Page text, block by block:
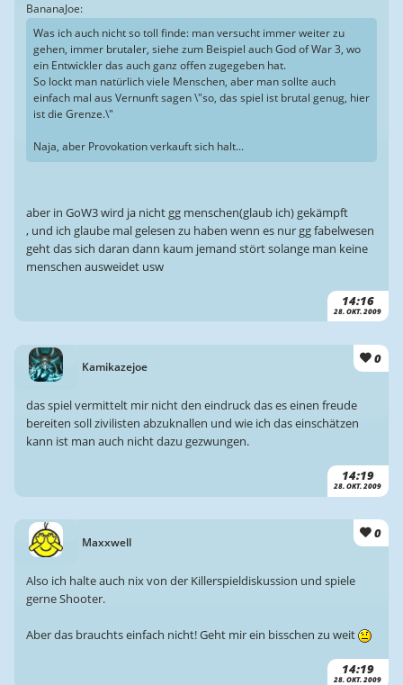
14:16
28. OKT. 2009
BananaJoe:
Was ich auch nicht so toll finde: man versucht immer weiter zu
gehen, immer brutaler, siehe zum Beispiel auch God of War 3, wo
ein Entwickler das auch ganz offen zugegeben hat.
So lockt man natürlich viele Menschen, aber man sollte auch
einfach mal aus Vernunft sagen \"so, das spiel ist brutal genug, hier
ist die Grenze.\"
Naja, aber Provokation verkauft sich halt...
aber in GoW3 wird ja nicht gg menschen(glaub ich) gekämpft
, und ich glaube mal gelesen zu haben wenn es nur gg fabelwesen
geht das sich daran dann kaum jemand stört solange man keine
menschen ausweidet usw
Kamikazejoe
0
14:19
28. OKT. 2009
das spiel vermittelt mir nicht den eindruck das es einen freude
bereiten soll zivilisten abzuknallen und wie ich das einschätzen
kann ist man auch nicht dazu gezwungen.
Maxxwell
0
14:19
28. OKT. 2009
Also ich halte auch nix von der Killerspieldiskussion und spiele
gerne Shooter.
Aber das brauchts einfach nicht! Geht mir ein bisschen zu weit